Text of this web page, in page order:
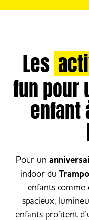
Les
fun pour
enfant
Pour un
indoor du
enfants comme
spacieux,
enfants profitent